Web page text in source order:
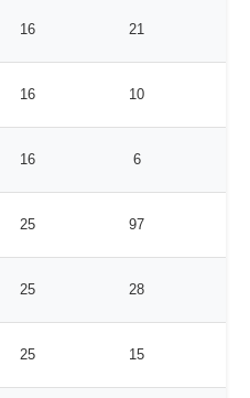
16 21
16 10
16 6
25 97
25 28
25 15